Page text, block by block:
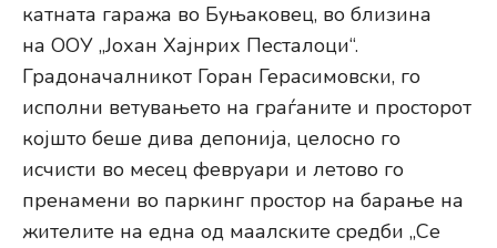
катната гаража во Буњаковец, во близина
на ООУ „Јохан Хајнрих Песталоци“.
Градоначалникот Горан Герасимовски, го
исполни ветувањето на граѓаните и просторот
којшто беше дива депонија, целосно го
исчисти во месец февруари и летово го
пренамени во паркинг простор на барање на
жителите на една од маалските средби „Се